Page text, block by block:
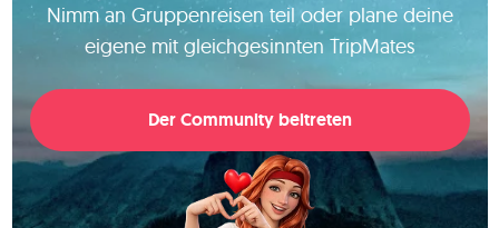
Nimm an Gruppenreisen teil oder plane deine
eigene mit gleichgesinnten TripMates
Der Community beitreten